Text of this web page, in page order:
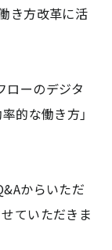
き方改革に活
ローのデジタ
的な働き方」
からいただ
ていただきま